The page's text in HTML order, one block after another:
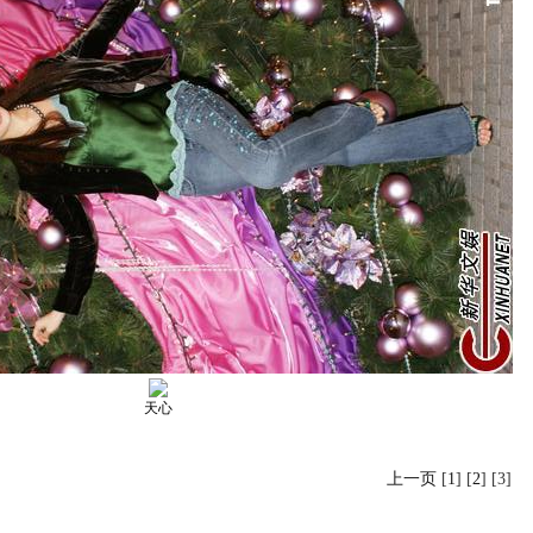
天心
上一页 [1] [2] [3]